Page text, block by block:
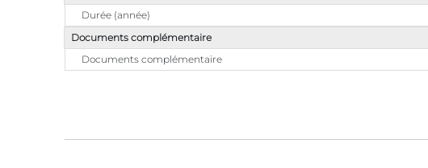
Durée (année)
Documents complémentaire
Documents complémentaire